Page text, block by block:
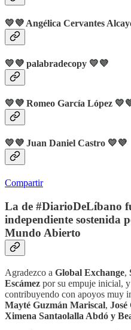
💛💜 Angélica Cervantes
💛💜 palabradecopy 💛💜
💛💜 Romeo García López
💛💜 Juan Daniel Castro 💛💜
Compartir
La de #DiarioDeLíbano
independiente sostenida
Mundo Abierto
Agradezco a Global Exchange,
Escámez por su empuje inicial, y
contribuyendo con apoyos muy
Mayté Guzmán Mariscal, José
Ximena Santaolalla Abdó y